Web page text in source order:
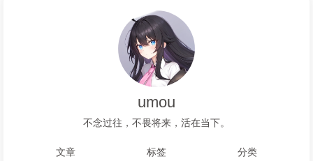
umou
不念过往，不畏将来，活在当下。
文章 标签 分类